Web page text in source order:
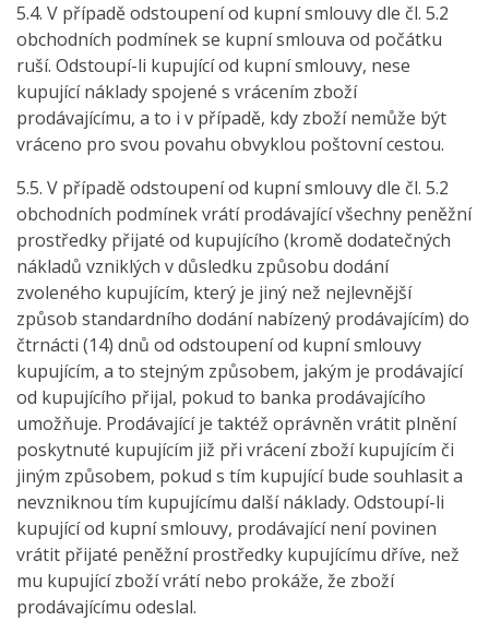
5.4. V případě odstoupení od kupní smlouvy dle čl. 5.2
obchodních podmínek se kupní smlouva od počátku
ruší. Odstoupí-li kupující od kupní smlouvy, nese
kupující náklady spojené s vrácením zboží
prodávajícímu, a to i v případě, kdy zboží nemůže být
vráceno pro svou povahu obvyklou poštovní cestou.
5.5. V případě odstoupení od kupní smlouvy dle čl. 5.2
obchodních podmínek vrátí prodávající všechny peněžní
prostředky přijaté od kupujícího (kromě dodatečných
nákladů vzniklých v důsledku způsobu dodání
zvoleného kupujícím, který je jiný než nejlevnější
způsob standardního dodání nabízený prodávajícím) do
čtrnácti (14) dnů od odstoupení od kupní smlouvy
kupujícím, a to stejným způsobem, jakým je prodávající
od kupujícího přijal, pokud to banka prodávajícího
umožňuje. Prodávající je taktéž oprávněn vrátit plnění
poskytnuté kupujícím již při vrácení zboží kupujícím či
jiným způsobem, pokud s tím kupující bude souhlasit a
nevzniknou tím kupujícímu další náklady. Odstoupí-li
kupující od kupní smlouvy, prodávající není povinen
vrátit přijaté peněžní prostředky kupujícímu dříve, než
mu kupující zboží vrátí nebo prokáže, že zboží
prodávajícímu odeslal.